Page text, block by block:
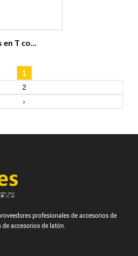
en T co...
1
2
›
profesionales de accesorios de
de accesorios de latón.